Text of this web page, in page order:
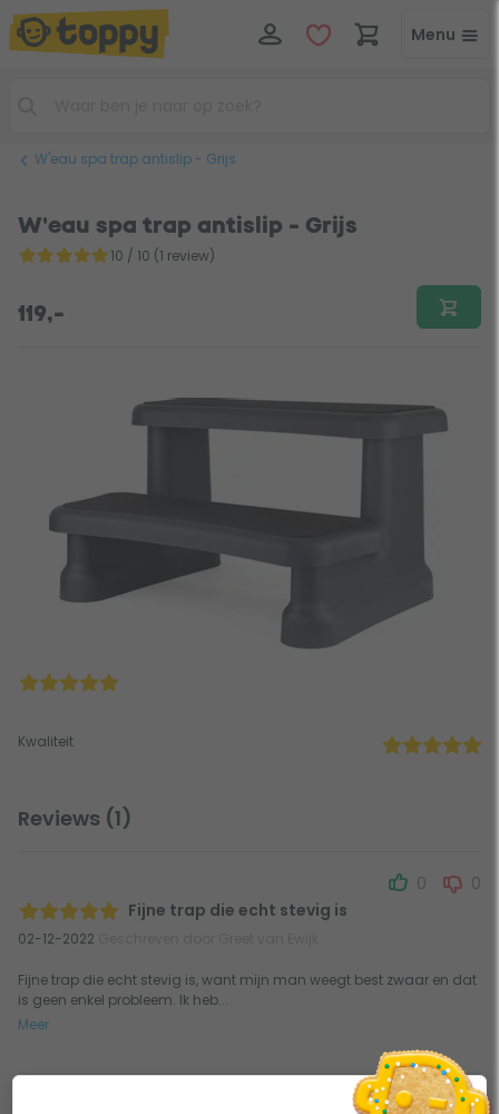
Menu
W'eau spa trap antislip - Grijs
W'eau spa trap antislip - Grijs
10 / 10 (1 review)
119,-
Kwaliteit
Reviews (1)
Fijne trap die echt stevig is
02-12-2022
0 0
Fijne trap die echt stevig is, want mijn man weegt best zwaar en dat
is geen enkel probleem. Ik heb...
Meer